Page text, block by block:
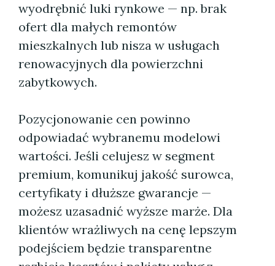
wyodrębnić luki rynkowe — np. brak
ofert dla małych remontów
mieszkalnych lub nisza w usługach
renowacyjnych dla powierzchni
zabytkowych.
Pozycjonowanie cen powinno
odpowiadać wybranemu modelowi
wartości. Jeśli celujesz w segment
premium, komunikuj jakość surowca,
certyfikaty i dłuższe gwarancje —
możesz uzasadnić wyższe marże. Dla
klientów wrażliwych na cenę lepszym
podejściem będzie transparentne